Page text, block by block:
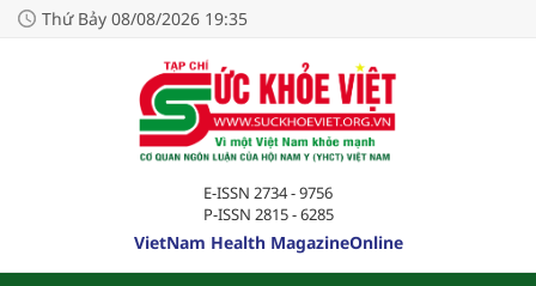
Thứ Bảy 08/08/2026 19:35
E-ISSN 2734 - 9756
P-ISSN 2815 - 6285
VietNam Health MagazineOnline